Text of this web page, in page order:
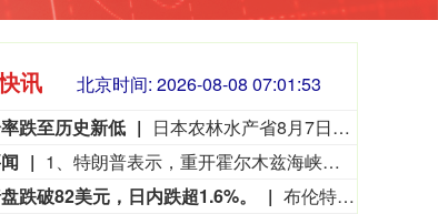
47.56 1.35% 基金指数
讯 北京时间: 2026-08-08 07:01:54
跌至历史新低
日本农林水产省8月7日公布的数据显示，2025财年，即2025年4月至2026年3月，按热量计算的日本食品自给率下降1个百分点至37%，为历史最低水平。日本食品自给率是指国内生产的食品占国内食品总供给的比例。日本农林水产省表示，大米消费减少是食品自给率下降的重要原因。日本大米消费长期以来主要依靠本国供应，是日本食品自给率的重要支撑。米价上涨导致居民大米消费减少，国产大米提供的热量随之减少，显著拉低日本整体食品自给率。（CCTV国际时讯）
1、特朗普表示，重开霍尔木兹海峡的谈判正在推进，尽管伊朗议员正在考虑对与美国和以色列相关的船只实施限制。 2、特朗普：（关于人工智能）这可能比石油还要重要。谁赢得人工智能，谁就赢得一切。就是如此重要。人工智能比互联网大很多倍。 3、报道称，美国总统特朗普近日在一次私下会晤中表示，他希望副总统万斯能够赢得2028年总统大选。 4、美国总统特朗普当地时间8月7日宣布，联邦政府将向多个关键矿产和电池项目投资30亿美元，旨在增加美国国内产量，并以此推动国家安全与产业政策。 5、美国总统特朗普6日否认他对国防部长赫格塞思不满，称对赫格塞思所做的工作“非常满意”。 6、白宫本周致信库克称，特朗普“正在考虑”解除其职务，并要求她在三周内回应有关抵押贷款欺诈的指控。 7、特朗普媒体集团退出与Crypto.com的两项交易。 8、当地时间8月6日，有记者在采访美国总统特朗普时提出，如果民主党人在中期选举后控制国会众议院，可能会再次试图弹劾他，特朗普表示，“很多人说我是有史以来最伟大的总统之一”。
跌破82美元，日内跌超1.6%。
布伦特原油暗盘跌破82美元，日内跌超1.6%。